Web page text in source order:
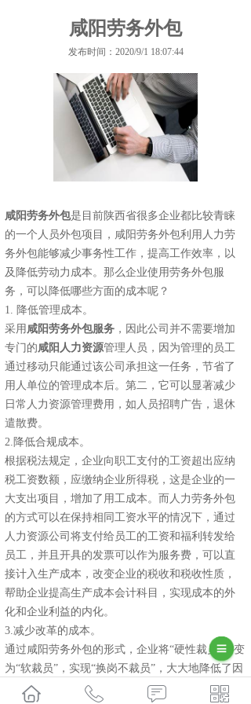
咸阳劳务外包
发布时间：2020/9/1 18:07:44
咸阳劳务外包是目前陕西省很多企业都比较青睐
的一个人员外包项目，咸阳劳务外包利用人力劳
务外包能够减少事务性工作，提高工作效率，以
及降低劳动力成本。那么企业使用劳务外包服
务，可以降低哪些方面的成本呢？
1. 降低管理成本。
采用 咸阳劳务外包服务 ，因此公司并不需要增加
专门的咸阳人力资源管理人员，因为管理的员工
通过移动只能通过该公司承担这一任务，节省了
用人单位的管理成本后。第二，它可以显著减少
日常人力资源管理费用，如人员招聘广告，退休
遣散费。
2.降低合规成本。
根据税法规定，企业向职工支付的工资超出应纳
税工资数额，应缴纳企业所得税，这是企业的一
大支出项目，增加了用工成本。而人力劳务外包
的方式可以在保持相同工资水平的情况下，通过
人力资源公司将支付给员工的工资和福利转发给
员工，并且开具的发票可以作为服务费，可以直
接计入生产成本，改变企业的税收和税收性质，
帮助企业提高生产成本会计科目，实现成本的外
化和企业利益的内化。
3.减少改革的成本。
通过咸阳劳务外包的形式，企业将“硬性裁员”转变
为“软裁员”，实现“换岗不裁员”，大大地降低了因
适应、改制而下岗的员工的安置成本。其次，人